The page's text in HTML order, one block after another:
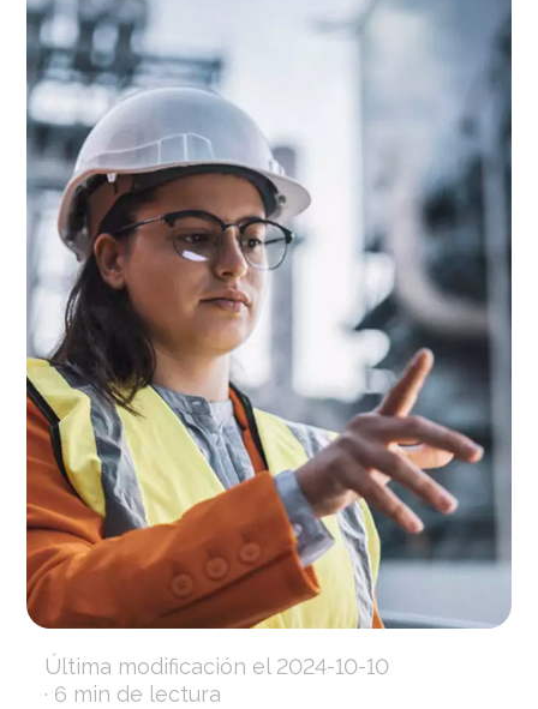
Última modificación el 2024-10-10
· 6 min de lectura